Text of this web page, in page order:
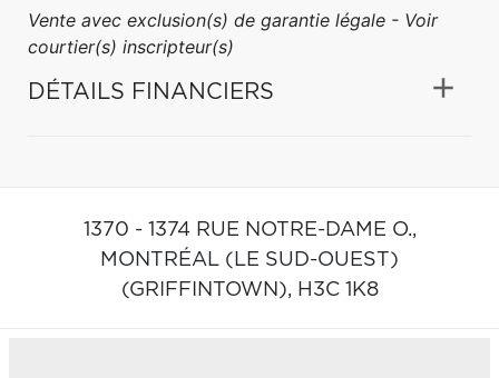
Vente avec exclusion(s) de garantie légale - Voir
courtier(s) inscripteur(s)
DÉTAILS FINANCIERS
1370 - 1374 RUE NOTRE-DAME O.,
MONTRÉAL (LE SUD-OUEST)
(GRIFFINTOWN), H3C 1K8